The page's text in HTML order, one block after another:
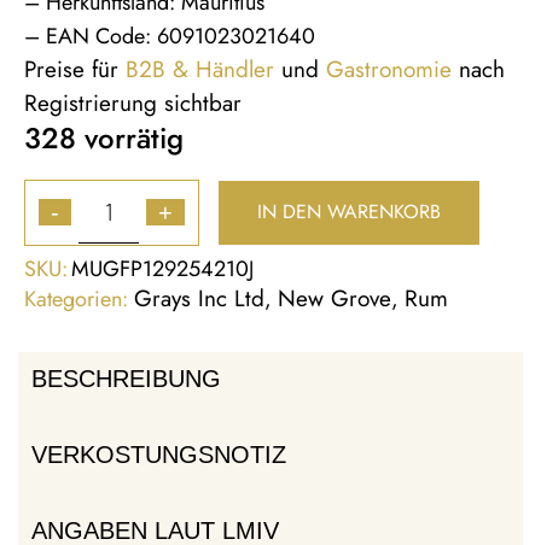
– EAN Code: 6091023021640
Preise für B2B & Händler und Gastronomie nach
Registrierung sichtbar
328 vorrätig
- + IN DEN WARENKORB
SKU:MUGFP129254210J
Kategorien: Grays Inc Ltd, New Grove, Rum
BESCHREIBUNG
VERKOSTUNGSNOTIZ
ANGABEN LAUT LMIV